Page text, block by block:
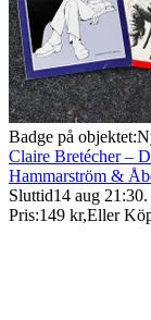
Badge på objektet:
Claire Bretécher –
Hammarström &
Sluttid14 aug 21:30.
Pris:149 kr,Eller